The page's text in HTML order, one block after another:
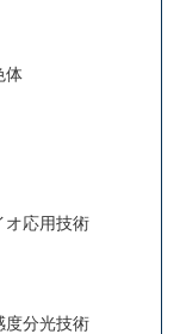
体
応用技術
分光技術